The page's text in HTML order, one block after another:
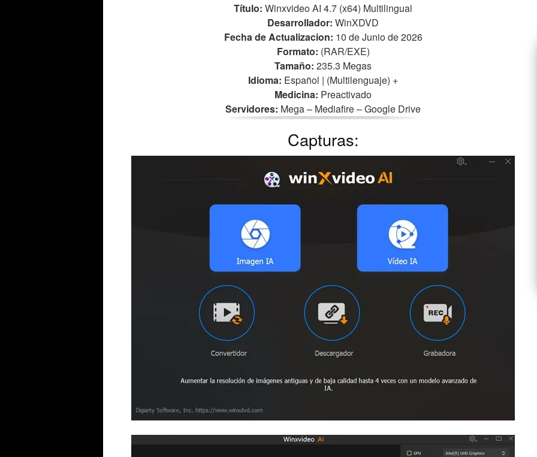
Título: Winxvideo AI 4.7 (x64) Multilingual
Desarrollador: WinXDVD
Fecha de Actualizacion: 10 de Junio de 2026
Formato: (RAR/EXE)
Tamaño: 235.3 Megas
Idioma: Español | (Multilenguaje) +
Medicina: Preactivado
Servidores: Mega – Mediafire – Google Drive
Capturas: